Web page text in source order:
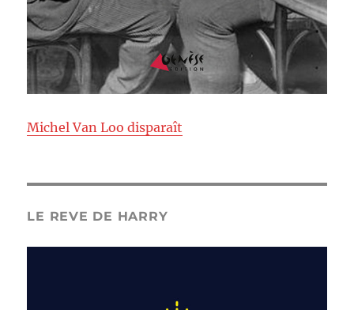
Michel Van Loo disparaît
LE REVE DE HARRY